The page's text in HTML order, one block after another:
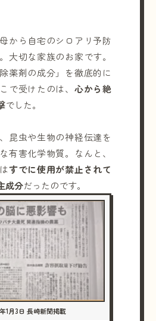
から自宅のシロアリ予防
大切な家族のお家です。
薬剤の成分」を徹底的に
で受けたのは、 心から絶
でした。
昆虫や生物の神経伝達を
有害化学物質。なんと、
すでに使用が禁止されて
成分だったのです。
1月3日 長崎新聞掲載